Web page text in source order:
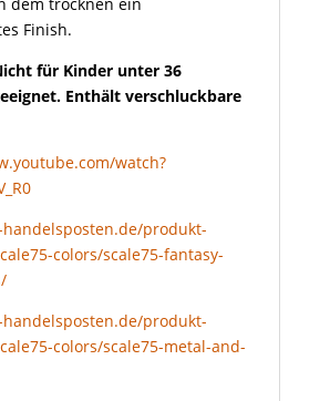
dem trocknen ein
Finish.
für Kinder unter 36
Enthält verschluckbare
watch?
produkt-
colors/scale75-fantasy-
produkt-
colors/scale75-metal-and-